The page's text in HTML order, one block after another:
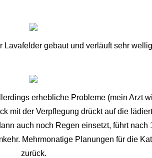
Lavafelder gebaut und verläuft sehr
erhebliche Probleme (mein Arzt
mit der Verpflegung drückt auf die
auch noch Regen einsetzt, führt
Mehrmonatige Planungen für die
zurück.